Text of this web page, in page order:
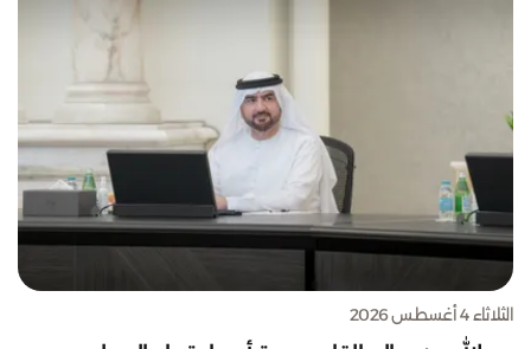
الثلاثاء 4 أغسطس 2026